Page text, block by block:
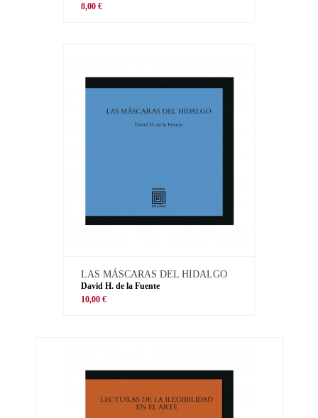
8,00 €
LAS MÁSCARAS DEL HIDALGO
David H. de la Fuente
10,00 €